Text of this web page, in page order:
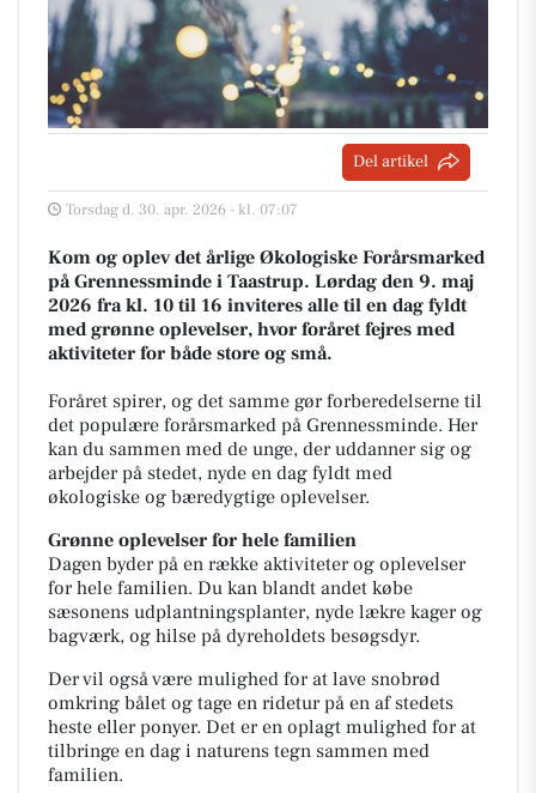
Del artikel
Torsdag d. 30. apr. 2026 - kl. 07:07
Kom og oplev det årlige Økologiske Forårsmarked
på Grennessminde i Taastrup. Lørdag den 9. maj
2026 fra kl. 10 til 16 inviteres alle til en dag fyldt
med grønne oplevelser, hvor foråret fejres med
aktiviteter for både store og små.
Foråret spirer, og det samme gør forberedelserne til
det populære forårsmarked på Grennessminde. Her
kan du sammen med de unge, der uddanner sig og
arbejder på stedet, nyde en dag fyldt med
økologiske og bæredygtige oplevelser.
Grønne oplevelser for hele familien
Dagen byder på en række aktiviteter og oplevelser
for hele familien. Du kan blandt andet købe
sæsonens udplantningsplanter, nyde lækre kager og
bagværk, og hilse på dyreholdets besøgsdyr.
Der vil også være mulighed for at lave snobrød
omkring bålet og tage en ridetur på en af stedets
heste eller ponyer. Det er en oplagt mulighed for at
tilbringe en dag i naturens tegn sammen med
familien.